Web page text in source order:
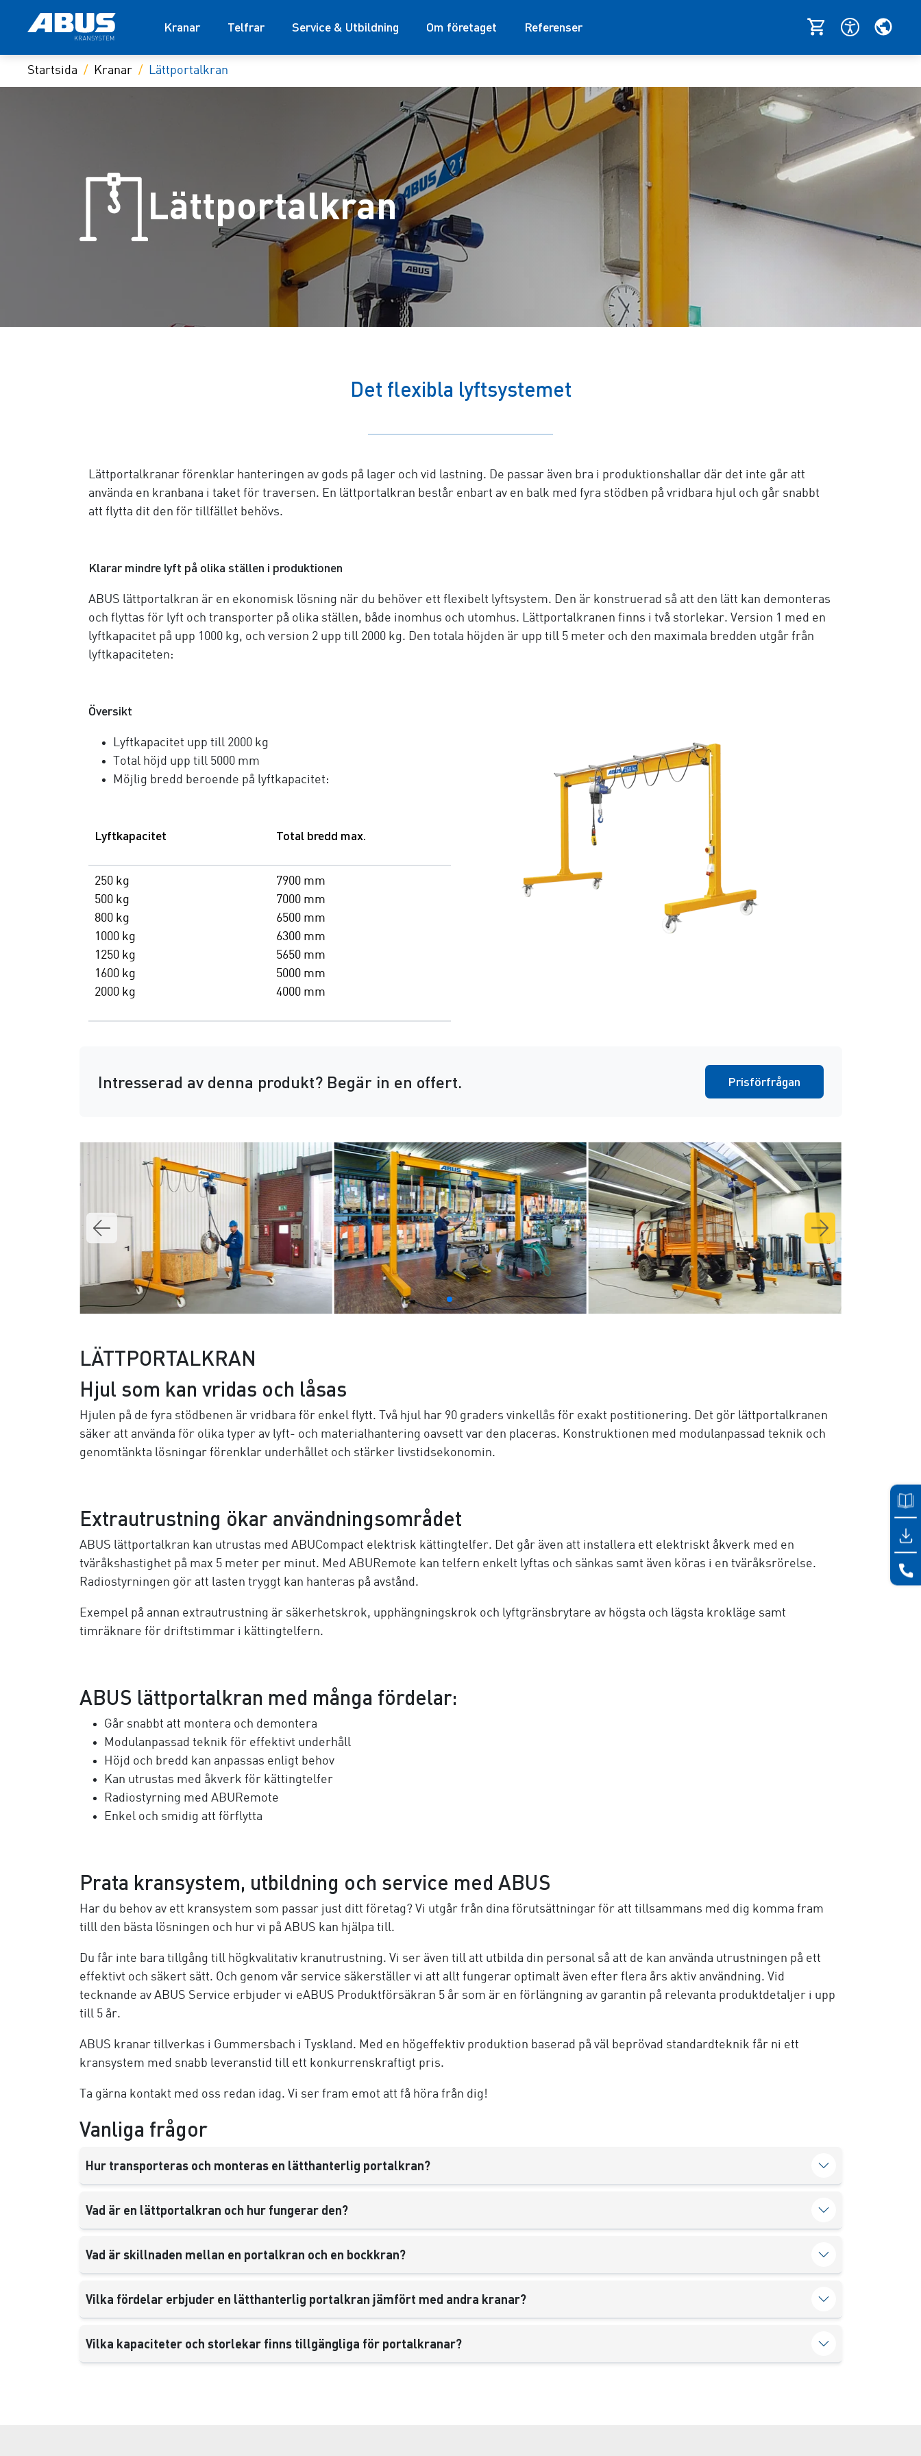
Kranar Telfrar Service & Utbildning Om företaget Referenser
Startsida Kranar Lättportalkran
Lättportalkran
Det flexibla lyftsystemet
Lättportalkranar förenklar hanteringen av gods på lager och vid lastning. De passar även bra i produktionshallar där det inte går att
använda en kranbana i taket för traversen. En lättportalkran består enbart av en balk med fyra stödben på vridbara hjul och går snabbt
att flytta dit den för tillfället behövs.
Klarar mindre lyft på olika ställen i produktionen
ABUS lättportalkran är en ekonomisk lösning när du behöver ett flexibelt lyftsystem. Den är konstruerad så att den lätt kan demonteras
och flyttas för lyft och transporter på olika ställen, både inomhus och utomhus. Lättportalkranen finns i två storlekar. Version 1 med en
lyftkapacitet på upp 1000 kg, och version 2 upp till 2000 kg. Den totala höjden är upp till 5 meter och den maximala bredden utgår från
lyftkapaciteten:
Översikt
Lyftkapacitet upp till 2000 kg
Total höjd upp till 5000 mm
Möjlig bredd beroende på lyftkapacitet:
Lyftkapacitet Total bredd max.
250 kg
500 kg
800 kg
1000 kg
1250 kg
1600 kg
2000 kg
7900 mm
7000 mm
6500 mm
6300 mm
5650 mm
5000 mm
4000 mm
Intresserad av denna produkt? Begär in en offert. Prisförfrågan
LÄTTPORTALKRAN
Hjul som kan vridas och låsas
Hjulen på de fyra stödbenen är vridbara för enkel flytt. Två hjul har 90 graders vinkellås för exakt postitionering. Det gör lättportalkranen
säker att använda för olika typer av lyft- och materialhantering oavsett var den placeras. Konstruktionen med modulanpassad teknik och
genomtänkta lösningar förenklar underhållet och stärker livstidsekonomin.
Extrautrustning ökar användningsområdet
ABUS lättportalkran kan utrustas med ABUCompact elektrisk kättingtelfer. Det går även att installera ett elektriskt åkverk med en
tväråkshastighet på max 5 meter per minut. Med ABURemote kan telfern enkelt lyftas och sänkas samt även köras i en tväråksrörelse.
Radiostyrningen gör att lasten tryggt kan hanteras på avstånd.
Exempel på annan extrautrustning är säkerhetskrok, upphängningskrok och lyftgränsbrytare av högsta och lägsta krokläge samt
timräknare för driftstimmar i kättingtelfern.
ABUS lättportalkran med många fördelar:
Går snabbt att montera och demontera
Modulanpassad teknik för effektivt underhåll
Höjd och bredd kan anpassas enligt behov
Kan utrustas med åkverk för kättingtelfer
Radiostyrning med ABURemote
Enkel och smidig att förflytta
Prata kransystem, utbildning och service med ABUS
Har du behov av ett kransystem som passar just ditt företag? Vi utgår från dina förutsättningar för att tillsammans med dig komma fram
tilll den bästa lösningen och hur vi på ABUS kan hjälpa till.
Du får inte bara tillgång till högkvalitativ kranutrustning. Vi ser även till att utbilda din personal så att de kan använda utrustningen på ett
effektivt och säkert sätt. Och genom vår service säkerställer vi att allt fungerar optimalt även efter flera års aktiv användning. Vid
tecknande av ABUS Service erbjuder vi eABUS Produktförsäkran 5 år som är en förlängning av garantin på relevanta produktdetaljer i upp
till 5 år.
ABUS kranar tillverkas i Gummersbach i Tyskland. Med en högeffektiv produktion baserad på väl beprövad standardteknik får ni ett
kransystem med snabb leveranstid till ett konkurrenskraftigt pris.
Ta gärna kontakt med oss redan idag. Vi ser fram emot att få höra från dig!
Vanliga frågor
Hur transporteras och monteras en lätthanterlig portalkran?
Vad är en lättportalkran och hur fungerar den?
Vad är skillnaden mellan en portalkran och en bockkran?
Vilka fördelar erbjuder en lätthanterlig portalkran jämfört med andra kranar?
Vilka kapaciteter och storlekar finns tillgängliga för portalkranar?